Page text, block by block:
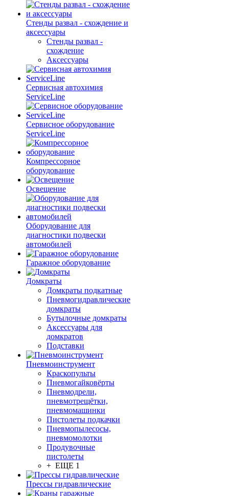
Стенды развал - схождение и
аксессуары
Стенды развал -
схождение
Аксессуары
Сервисная автохимия
ServiceLine
Сервисное оборудование
ServiceLine
Компрессорное
оборудование
Освещение
Оборудование для
диагностики подвески
автомобилей
Гаражное оборудование
Домкраты
Домкраты подкатные
Пневмогидравлические
домкраты
Бутылочные домкраты
Аксессуары для
домкратов
Подставки
Пневмоинструмент
Краскопульты
Пневмогайковёрты
Пневмодрели,
пневмотрещётки,
пневмомашинки
Пистолеты подкачки
Пневмопылесосы,
пневмомолотки
Продувочные
пистолеты
+ ЕЩЕ 1
Прессы гидравлические